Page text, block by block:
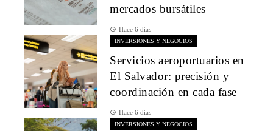
mercados bursátiles
Hace 6 días
INVERSIONES Y NEGOCIOS
Servicios aeroportuarios en
El Salvador: precisión y
coordinación en cada fase
Hace 6 días
INVERSIONES Y NEGOCIOS